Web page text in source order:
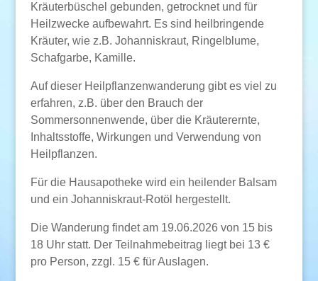
Kräuterbüschel gebunden, getrocknet und für
Heilzwecke aufbewahrt. Es sind heilbringende
Kräuter, wie z.B. Johanniskraut, Ringelblume,
Schafgarbe, Kamille.
Auf dieser Heilpflanzenwanderung gibt es viel zu
erfahren, z.B. über den Brauch der
Sommersonnenwende, über die Kräuterernte,
Inhaltsstoffe, Wirkungen und Verwendung von
Heilpflanzen.
Für die Hausapotheke wird ein heilender Balsam
und ein Johanniskraut-Rotöl hergestellt.
Die Wanderung findet am 19.06.2026 von 15 bis
18 Uhr statt. Der Teilnahmebeitrag liegt bei 13 €
pro Person, zzgl. 15 € für Auslagen.